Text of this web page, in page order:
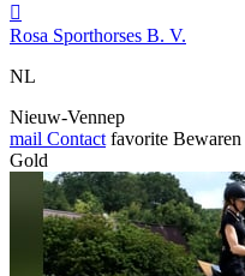

Rosa Sporthorses B. V.
NL
Nieuw-Vennep
mail Contact favorite Bewaren
Gold